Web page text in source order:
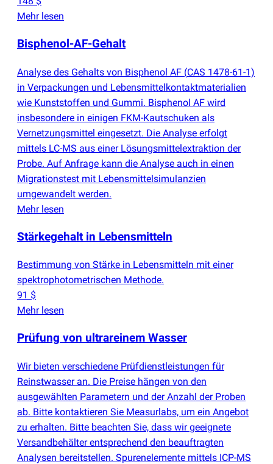
Mehr lesen
Bisphenol-AF-Gehalt
Analyse des Gehalts von Bisphenol AF (CAS 1478-61-1)
in Verpackungen und Lebensmittelkontaktmaterialien
wie Kunststoffen und Gummi. Bisphenol AF wird
insbesondere in einigen FKM-Kautschuken als
Vernetzungsmittel eingesetzt. Die Analyse erfolgt
mittels LC-MS aus einer Lösungsmittelextraktion der
Probe. Auf Anfrage kann die Analyse auch in einen
Migrationstest mit Lebensmittelsimulanzien
umgewandelt werden.
Mehr lesen
Stärkegehalt in Lebensmitteln
Bestimmung von Stärke in Lebensmitteln mit einer
spektrophotometrischen Methode.
91 $
Mehr lesen
Prüfung von ultrareinem Wasser
Wir bieten verschiedene Prüfdienstleistungen für
Reinstwasser an. Die Preise hängen von den
ausgewählten Parametern und der Anzahl der Proben
ab. Bitte kontaktieren Sie Measurlabs, um ein Angebot
zu erhalten. Bitte beachten Sie, dass wir geeignete
Versandbehälter entsprechend den beauftragten
Analysen bereitstellen. Spurenelemente mittels ICP-MS